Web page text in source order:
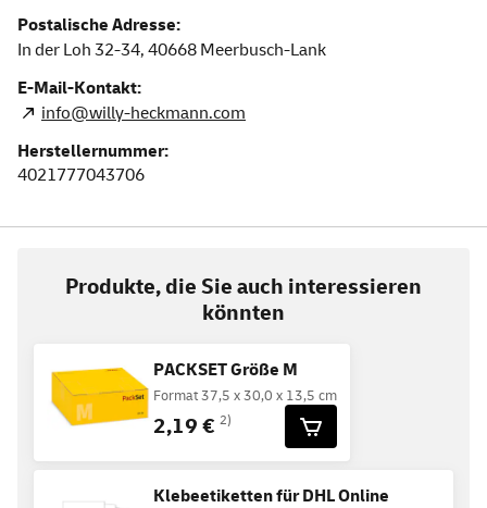
Postalische Adresse:
In der Loh 32-34, 40668 Meerbusch-Lank
E-Mail-Kontakt:
info@willy-heckmann.com
Herstellernummer:
4021777043706
Produkte, die Sie auch interessieren
könnten
PACKSET Größe M
Format 37,5 x 30,0 x 13,5 cm
2,19 € 2)
Klebeetiketten für DHL Online